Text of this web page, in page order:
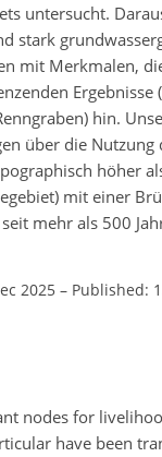
untersucht.
mit Merkmalen,
hin.
über die Nutzung
höher
mit einer
mehr als 500
2025 – Published:
nodes for
have been